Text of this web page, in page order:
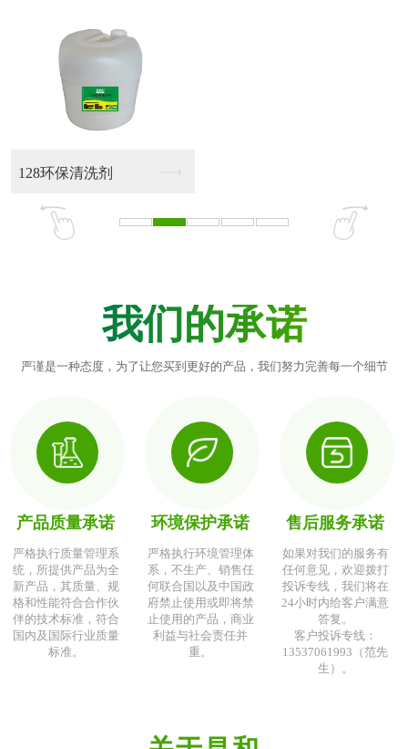
128环保清洗剂
我们的承诺
严谨是一种态度，为了让您买到更好的产品，我们努力完善每一个细节
产品质量承诺
严格执行质量管理系
统，所提供产品为全
新产品，其质量、规
格和性能符合合作伙
伴的技术标准，符合
国内及国际行业质量
标准。
环境保护承诺
严格执行环境管理体
系，不生产、销售任
何联合国以及中国政
府禁止使用或即将禁
止使用的产品，商业
利益与社会责任并
重。
售后服务承诺
如果对我们的服务有
任何意见，欢迎拨打
投诉专线，我们将在
24小时内给客户满意
答复。
客户投诉专线：
13537061993（范先
生）。